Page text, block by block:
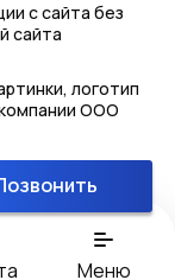
с сайта без
сайта
логотип
ООО
картинок
Меню